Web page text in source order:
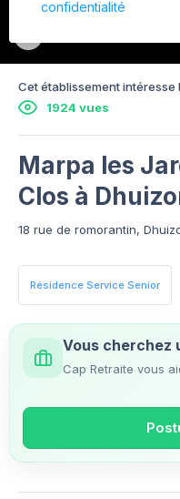
Cet établissement intéresse
1924 vues
Marpa les
Clos à
18 rue de romorantin,
Résidence Service Senior
Vous cherchez
Cap Retraite vous
confidentialité